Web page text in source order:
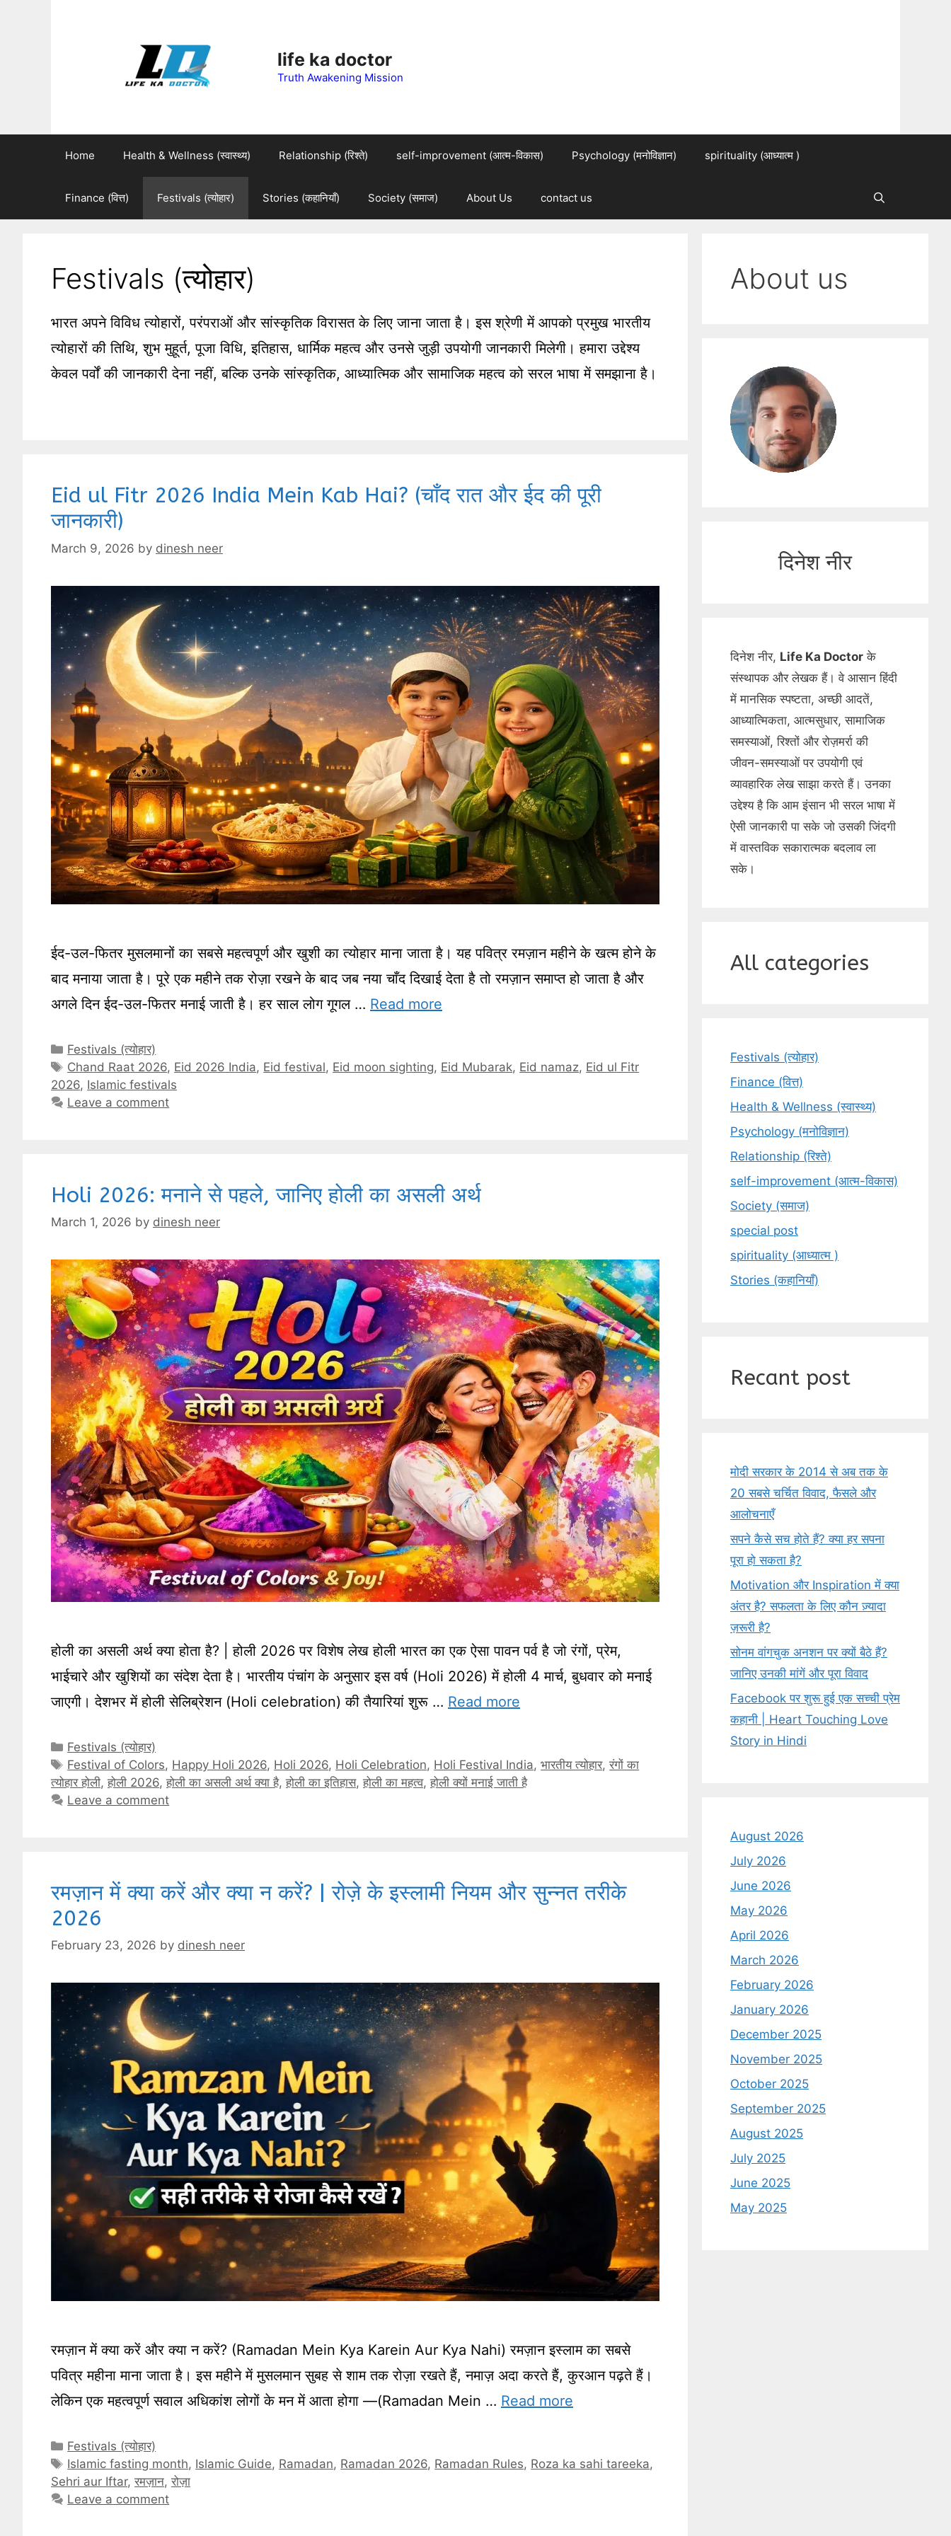
life ka doctor
Truth Awakening Mission
Home Health & Wellness (स्वास्थ्य) Relationship (रिश्ते) self-improvement (आत्म-विकास) Psychology (मनोविज्ञान) spirituality (आध्यात्म )
Finance (वित्त) Festivals (त्योहार) Stories (कहानियाँ) Society (समाज) About Us contact us
Festivals (त्योहार)
भारत अपने विविध त्योहारों, परंपराओं और सांस्कृतिक विरासत के लिए जाना जाता है। इस श्रेणी में आपको प्रमुख भारतीय
त्योहारों की तिथि, शुभ मुहूर्त, पूजा विधि, इतिहास, धार्मिक महत्व और उनसे जुड़ी उपयोगी जानकारी मिलेगी। हमारा उद्देश्य
केवल पर्वों की जानकारी देना नहीं, बल्कि उनके सांस्कृतिक, आध्यात्मिक और सामाजिक महत्व को सरल भाषा में समझाना है।
Eid ul Fitr 2026 India Mein Kab Hai? (चाँद रात और ईद की पूरी
जानकारी)
March 9, 2026 by dinesh neer
ईद-उल-फितर मुसलमानों का सबसे महत्वपूर्ण और खुशी का त्योहार माना जाता है। यह पवित्र रमज़ान महीने के खत्म होने के
बाद मनाया जाता है। पूरे एक महीने तक रोज़ा रखने के बाद जब नया चाँद दिखाई देता है तो रमज़ान समाप्त हो जाता है और
अगले दिन ईद-उल-फितर मनाई जाती है। हर साल लोग गूगल … Read more
Categories
Festivals (त्योहार)
Tags
Chand Raat 2026, Eid 2026 India, Eid festival, Eid moon sighting, Eid Mubarak, Eid namaz, Eid ul Fitr
2026, Islamic festivals
Leave a comment
Holi 2026: मनाने से पहले, जानिए होली का असली अर्थ
March 1, 2026 by dinesh neer
होली का असली अर्थ क्या होता है? | होली 2026 पर विशेष लेख होली भारत का एक ऐसा पावन पर्व है जो रंगों, प्रेम,
भाईचारे और खुशियों का संदेश देता है। भारतीय पंचांग के अनुसार इस वर्ष (Holi 2026) में होली 4 मार्च, बुधवार को मनाई
जाएगी। देशभर में होली सेलिब्रेशन (Holi celebration) की तैयारियां शुरू … Read more
Categories
Festivals (त्योहार)
Tags
Festival of Colors, Happy Holi 2026, Holi 2026, Holi Celebration, Holi Festival India,भारतीय त्योहार,रंगों का
त्योहार होली, होली 2026, होली का असली अर्थ क्या है, होली का इतिहास, होली का महत्व, होली क्यों मनाई जाती है
Leave a comment
रमज़ान में क्या करें और क्या न करें? | रोज़े के इस्लामी नियम और सुन्नत तरीके
2026
February 23, 2026 by dinesh neer
रमज़ान में क्या करें और क्या न करें? (Ramadan Mein Kya Karein Aur Kya Nahi) रमज़ान इस्लाम का सबसे
पवित्र महीना माना जाता है। इस महीने में मुसलमान सुबह से शाम तक रोज़ा रखते हैं, नमाज़ अदा करते हैं, कुरआन पढ़ते हैं।
लेकिन एक महत्वपूर्ण सवाल अधिकांश लोगों के मन में आता होगा —(Ramadan Mein … Read more
Categories
Festivals (त्योहार)
Tags
Islamic fasting month, Islamic Guide, Ramadan, Ramadan 2026, Ramadan Rules, Roza ka sahi tareeka,
Sehri aur Iftar, रमज़ान, रोज़ा
Leave a comment
About us
दिनेश नीर
दिनेश नीर, Life Ka Doctor के
संस्थापक और लेखक हैं। वे आसान हिंदी
में मानसिक स्पष्टता, अच्छी आदतें,
आध्यात्मिकता, आत्मसुधार, सामाजिक
समस्याओं, रिश्तों और रोज़मर्रा की
जीवन-समस्याओं पर उपयोगी एवं
व्यावहारिक लेख साझा करते हैं। उनका
उद्देश्य है कि आम इंसान भी सरल भाषा में
ऐसी जानकारी पा सके जो उसकी जिंदगी
में वास्तविक सकारात्मक बदलाव ला
सके।
All categories
Festivals (त्योहार)
Finance (वित्त)
Health & Wellness (स्वास्थ्य)
Psychology (मनोविज्ञान)
Relationship (रिश्ते)
self-improvement (आत्म-विकास)
Society (समाज)
special post
spirituality (आध्यात्म )
Stories (कहानियाँ)
Recant post
मोदी सरकार के 2014 से अब तक के
20 सबसे चर्चित विवाद, फैसले और
आलोचनाएँ
सपने कैसे सच होते हैं? क्या हर सपना
पूरा हो सकता है?
Motivation और Inspiration में क्या
अंतर है? सफलता के लिए कौन ज़्यादा
ज़रूरी है?
सोनम वांगचुक अनशन पर क्यों बैठे हैं?
जानिए उनकी मांगें और पूरा विवाद
Facebook पर शुरू हुई एक सच्ची प्रेम
कहानी | Heart Touching Love
Story in Hindi
August 2026
July 2026
June 2026
May 2026
April 2026
March 2026
February 2026
January 2026
December 2025
November 2025
October 2025
September 2025
August 2025
July 2025
June 2025
May 2025